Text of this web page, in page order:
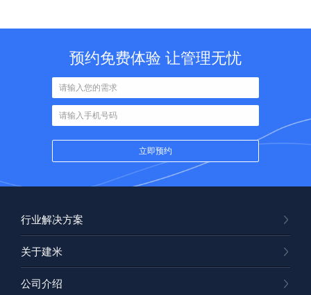
预约免费体验 让管理无忧
行业解决方案
关于建米
公司介绍